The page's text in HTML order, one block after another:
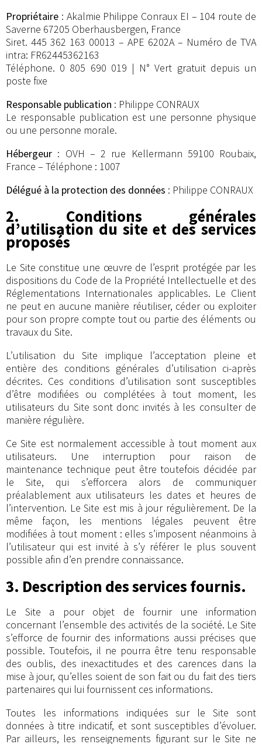
Propriétaire : Akalmie Philippe Conraux EI – 104 route de
Saverne 67205 Oberhausbergen, France
Siret. 445 362 163 00013 – APE 6202A – Numéro de TVA
intra: FR62445362163
Téléphone. 0 805 690 019 | N° Vert gratuit depuis un
poste fixe
Responsable publication : Philippe CONRAUX
Le responsable publication est une personne physique
ou une personne morale.
Hébergeur : OVH – 2 rue Kellermann 59100 Roubaix,
France – Téléphone : 1007
Délégué à la protection des données : Philippe CONRAUX
2. Conditions générales
d’utilisation du site et des services
proposés
Le Site constitue une œuvre de l’esprit protégée par les
dispositions du Code de la Propriété Intellectuelle et des
Réglementations Internationales applicables. Le Client
ne peut en aucune manière réutiliser, céder ou exploiter
pour son propre compte tout ou partie des éléments ou
travaux du Site.
L’utilisation du Site implique l’acceptation pleine et
entière des conditions générales d’utilisation ci-après
décrites. Ces conditions d’utilisation sont susceptibles
d’être modifiées ou complétées à tout moment, les
utilisateurs du Site sont donc invités à les consulter de
manière régulière.
Ce Site est normalement accessible à tout moment aux
utilisateurs. Une interruption pour raison de
maintenance technique peut être toutefois décidée par
le Site, qui s’efforcera alors de communiquer
préalablement aux utilisateurs les dates et heures de
l’intervention. Le Site est mis à jour régulièrement. De la
même façon, les mentions légales peuvent être
modifiées à tout moment : elles s’imposent néanmoins à
l’utilisateur qui est invité à s’y référer le plus souvent
possible afin d’en prendre connaissance.
3. Description des services fournis.
Le Site a pour objet de fournir une information
concernant l’ensemble des activités de la société. Le Site
s’efforce de fournir des informations aussi précises que
possible. Toutefois, il ne pourra être tenu responsable
des oublis, des inexactitudes et des carences dans la
mise à jour, qu’elles soient de son fait ou du fait des tiers
partenaires qui lui fournissent ces informations.
Toutes les informations indiquées sur le Site sont
données à titre indicatif, et sont susceptibles d’évoluer.
Par ailleurs, les renseignements figurant sur le Site ne